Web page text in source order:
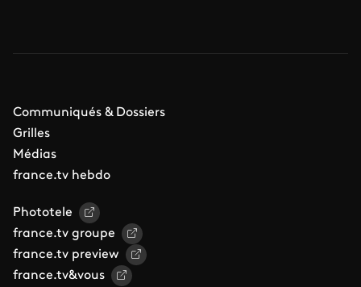
Communiqués & Dossiers
Grilles
Médias
france.tv hebdo
Phototele
france.tv groupe
france.tv preview
france.tv&vous